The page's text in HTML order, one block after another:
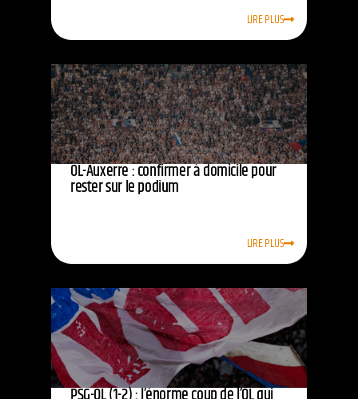
LIRE PLUS
OL-Auxerre : confirmer à domicile pour
rester sur le podium
LIRE PLUS